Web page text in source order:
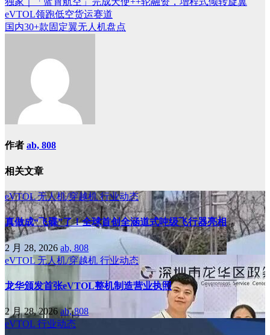
eVTOL领跑低空货运赛道
国内30+款固定翼无人机盘点
作者 ab, 808
相关文章
eVTOL无人机/穿越机行业动态
真做成“飞碟”了！全球首创全涵道式吨级飞行器亮相
2 月 28, 2026 ab, 808
eVTOL 无人机/穿越机 行业动态
龙华颁发首张eVTOL整机制造营业执照
2 月 28, 2026ab, 808
eVTOL 行业动态